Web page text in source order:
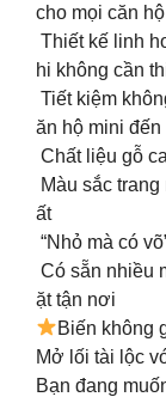
cho mọi căn
Thiết kế linh
hi không cần
Tiết kiệm
ăn hộ mini đến
Chất liệu gỗ
Màu sắc
ất
“Nhỏ mà có
Có sẵn nhiều
ặt tận nơi
Biến không
Mở lối tài lộc
Bạn đang